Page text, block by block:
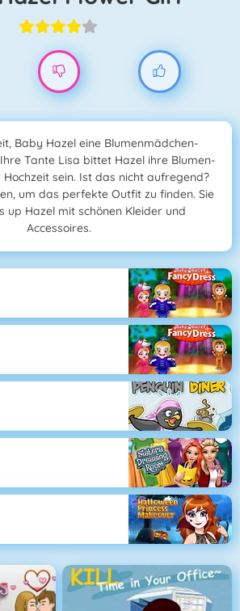
Baby Hazel eine Blumenmädchen-
Tante Lisa bittet Hazel ihre Blumen-
sein. Ist das nicht aufregend?
um das perfekte Outfit zu finden. Sie
up Hazel mit schönen Kleider und
Accessoires.